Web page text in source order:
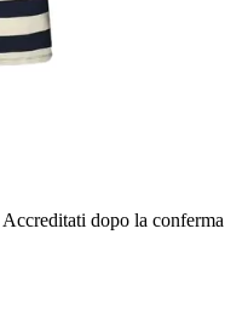
Accreditati dopo la conferma